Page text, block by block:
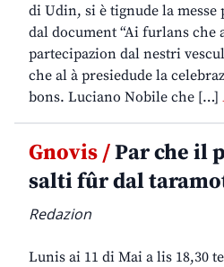
di Udin, si è tignude la messe
dal document “Ai furlans che
partecipazion dal nestri
che al à presiedude la
bons. Luciano Nobile che […]
Gnovis /Par che il
salti fûr dal
Redazion
Lunis ai 11 di Mai a lis 18,30